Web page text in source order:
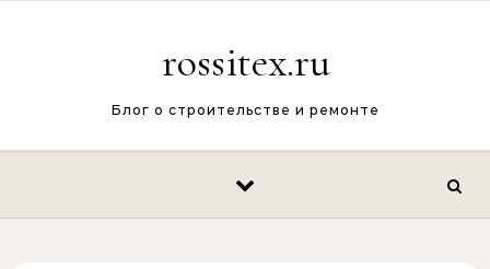
rossitex.ru
Блог о строительстве и ремонте